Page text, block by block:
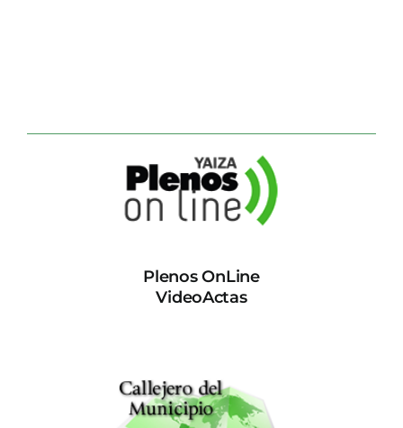
Plenos OnLine
VideoActas